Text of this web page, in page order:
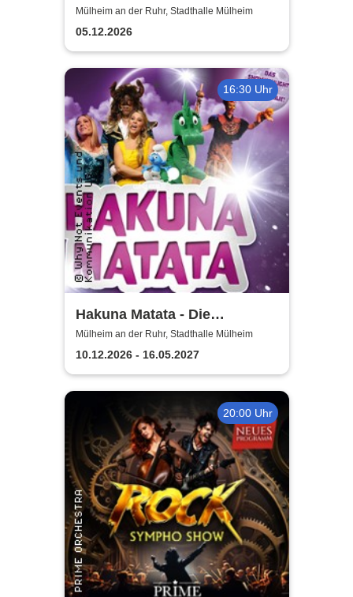
besten Weihnachts-Pop-
Classics
Mülheim an der Ruhr, Stadthalle Mülheim
05.12.2026
16:30 Uhr
Hakuna Matata - Die
einzigartige große
Kindermusical-Gala
Mülheim an der Ruhr, Stadthalle Mülheim
10.12.2026 - 16.05.2027
20:00 Uhr